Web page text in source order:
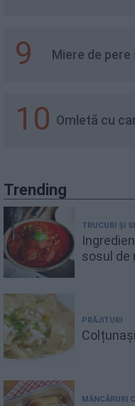
9 Miere de pere
10 Omletă cu
Trending
TRUCURI ȘI
sosul de
PRĂJITURI
MÂNCĂRURI